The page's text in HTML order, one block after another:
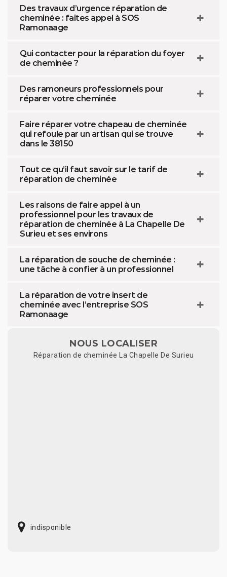
Des travaux d’urgence réparation de
cheminée : faites appel à SOS
Ramonaage
Qui contacter pour la réparation du foyer
de cheminée ?
Des ramoneurs professionnels pour
réparer votre cheminée
Faire réparer votre chapeau de cheminée
qui refoule par un artisan qui se trouve
dans le 38150
Tout ce qu’il faut savoir sur le tarif de
réparation de cheminée
Les raisons de faire appel à un
professionnel pour les travaux de
réparation de cheminée à La Chapelle De
Surieu et ses environs
La réparation de souche de cheminée :
une tâche à confier à un professionnel
La réparation de votre insert de
cheminée avec l’entreprise SOS
Ramonaage
NOUS LOCALISER
Réparation de cheminée La Chapelle De Surieu
indisponible